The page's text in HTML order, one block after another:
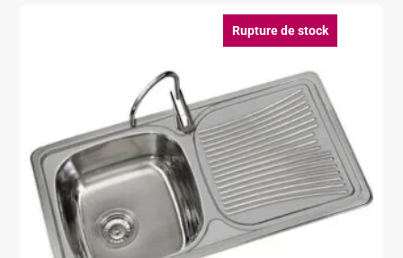
Rupture de stock